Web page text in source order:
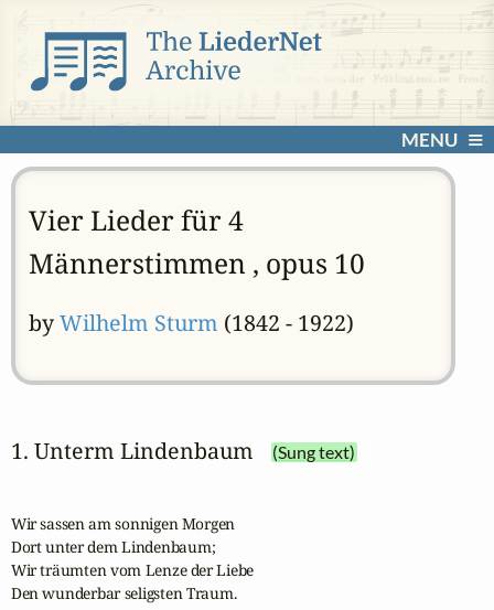
MENU
Vier Lieder für 4
Männerstimmen , opus 10
byWilhelm Sturm (1842 - 1922)
1. Unterm Lindenbaum (Sung text)
Wir sassen am sonnigen Morgen
Dort unter dem Lindenbaum;
Wir träumten vom Lenze der Liebe
Den wunderbar seligsten Traum.